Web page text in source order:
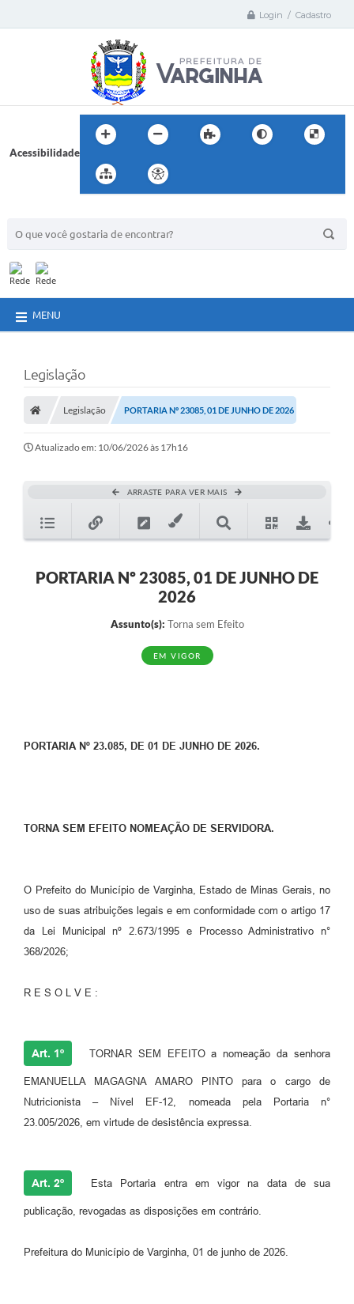
Login / Cadastro
Acessibilidade
MENU
Legislação
Legislação PORTARIA Nº 23085, 01 DE JUNHO DE 2026
Atualizado em: 10/06/2026 às 17h16
ARRASTE PARA VER MAIS
PORTARIA Nº 23085, 01 DE JUNHO DE
2026
Assunto(s): Torna sem Efeito
EM VIGOR
PORTARIA Nº 23.085, DE 01 DE JUNHO DE 2026.
TORNA SEM EFEITO NOMEAÇÃO DE SERVIDORA.
O Prefeito do Município de Varginha, Estado de Minas Gerais, no
uso de suas atribuições legais e em conformidade com o artigo 17
da Lei Municipal nº 2.673/1995 e Processo Administrativo n°
368/2026;
R E S O L V E :
Art. 1º TORNAR SEM EFEITO a nomeação da senhora
EMANUELLA MAGAGNA AMARO PINTO para o cargo de
Nutricionista – Nível EF-12, nomeada pela Portaria n°
23.005/2026, em virtude de desistência expressa.
Art. 2º Esta Portaria entra em vigor na data de sua
publicação, revogadas as disposições em contrário.
Prefeitura do Município de Varginha, 01 de junho de 2026.